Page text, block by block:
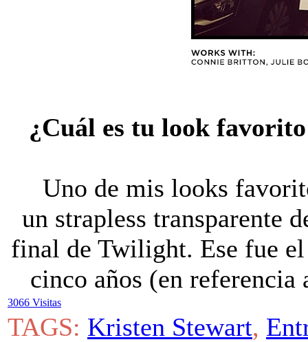
¿Cuál es tu look
Uno de mis looks
un strapless transparente
final de Twilight. Ese fue
cinco años (en
3066 Visitas
TAGS: Kristen Stewart,